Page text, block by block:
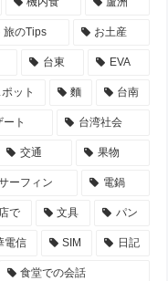
旅のTips お土産
台東 EVA
ット 麵 台南
ート 台湾社会
交通 果物
ーフィン 電鍋
店で 文具 パン
電信 SIM 日記
食堂での会話